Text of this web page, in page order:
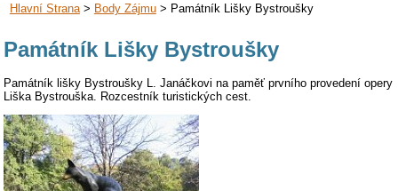
Hlavní Strana> Body Zájmu> Památník Lišky Bystroušky
Památník Lišky Bystroušky
Památník lišky Bystroušky L. Janáčkovi na paměť prvního provedení opery
Liška Bystrouška. Rozcestník turistických cest.